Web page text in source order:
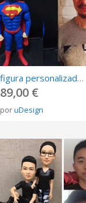
figura personalizada de fotos, 3D retrato Biscuit, muñeca de arte mini me personalizada
89,00 €
poruDesign